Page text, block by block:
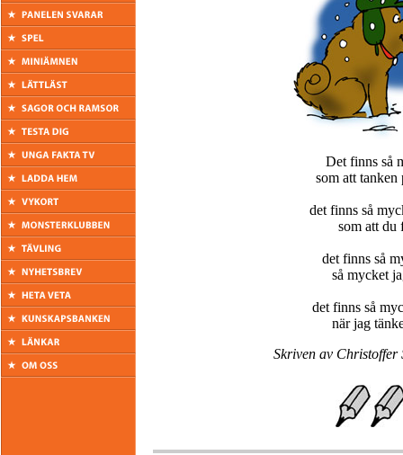
Det finns så
som att
det finns så
som att du
det finns så
så mycket
det finns så
när jag
Skriven av